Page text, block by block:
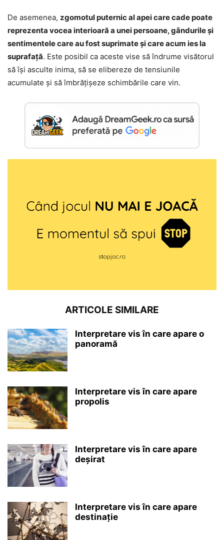
De asemenea, zgomotul puternic al apei care cade poate
reprezenta vocea interioară a unei persoane, gândurile și
sentimentele care au fost suprimate și care acum ies la
suprafață. Este posibil ca aceste vise să îndrume visătorul
să își asculte inima, să se elibereze de tensiunile
acumulate și să îmbrățișeze schimbările care vin.
ARTICOLE SIMILARE
Interpretare vis în care apare o
panoramă
Interpretare vis în care apare
propolis
Interpretare vis în care apare
deșirat
Interpretare vis în care apare
destinație